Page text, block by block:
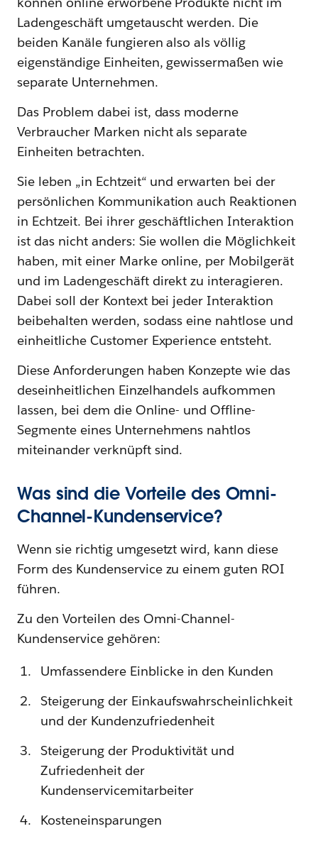
Ladengeschäft umgetauscht werden. Die
beiden Kanäle fungieren also als völlig
eigenständige Einheiten, gewissermaßen wie
separate Unternehmen.
Das Problem dabei ist, dass moderne
Verbraucher Marken nicht als separate
Einheiten betrachten.
Sie leben „in Echtzeit“ und erwarten bei der
persönlichen Kommunikation auch Reaktionen
in Echtzeit. Bei ihrer geschäftlichen Interaktion
ist das nicht anders: Sie wollen die Möglichkeit
haben, mit einer Marke online, per Mobilgerät
und im Ladengeschäft direkt zu interagieren.
Dabei soll der Kontext bei jeder Interaktion
beibehalten werden, sodass eine nahtlose und
einheitliche Customer Experience entsteht.
Diese Anforderungen haben Konzepte wie das
deseinheitlichen Einzelhandels aufkommen
lassen, bei dem die Online- und Offline-
Segmente eines Unternehmens nahtlos
miteinander verknüpft sind.
Was sind die Vorteile des Omni-
Channel-Kundenservice?
Wenn sie richtig umgesetzt wird, kann diese
Form des Kundenservice zu einem guten ROI
führen.
Zu den Vorteilen des Omni-Channel-
Kundenservice gehören:
Umfassendere Einblicke in den Kunden
Steigerung der Einkaufswahrscheinlichkeit
und der Kundenzufriedenheit
Steigerung der Produktivität und
Zufriedenheit der
Kundenservicemitarbeiter
Kosteneinsparungen